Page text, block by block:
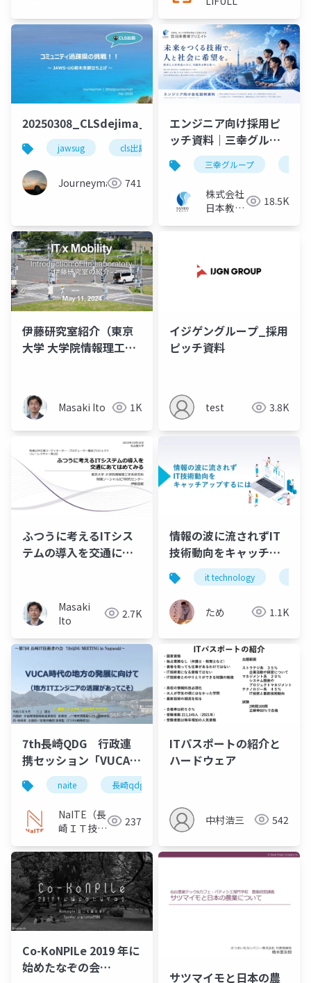
20250308_CLSdejima_lt_beajouneyman
jawsug cls出島 cls コミュニティ
Journeyman 741
エンジニア向け採用ピ
ッチ資料｜三幸グルー
プ【株式会社日本教育
クリエイト】
三幸グループ
株式会社
日本教育
部
18.5K
伊藤研究室紹介（東京
大学 大学院情報理工学
2024
Masaki Ito 1K
イジゲングループ_採用
ピッチ資料
test 3.8K
ふつうに考えるITシス
テムの導入を交通にあ
ー・プロデューサー 養
成プロジェクト）
Masaki
Ito
2.7K
情報の波に流されずIT
技術動向をキャッチア
ップするには
it technology
ため 1.1K
7th長崎QDG 行政連
携セッション「VUCA時
代の地方の発展に向け
て（地方ITエンジニア
の活躍があってこ
そ）」）
naite 長崎qdg
NaITE（長
崎ＩＴ技術
237
ITパスポートの紹介と
ハードウェア
中村浩三 542
Co-KoNPILe 2019 年に
始めたなぞの会
サツマイモと日本の農